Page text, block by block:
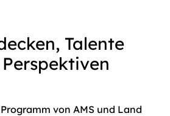
Talente
von AMS und Land